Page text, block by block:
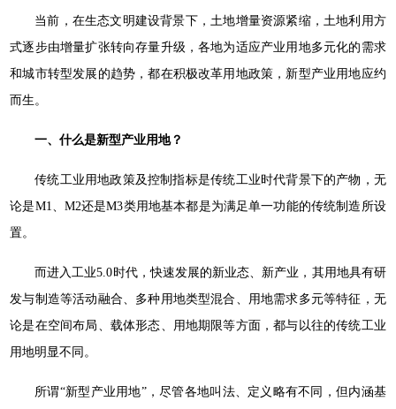
当前，在生态文明建设背景下，土地增量资源紧缩，土地利用方
式逐步由增量扩张转向存量升级，各地为适应产业用地多元化的需求
和城市转型发展的趋势，都在积极改革用地政策，新型产业用地应约
而生。
一、什么是新型产业用地？
传统工业用地政策及控制指标是传统工业时代背景下的产物，无
论是M1、M2还是M3类用地基本都是为满足单一功能的传统制造所设
置。
而进入工业5.0时代，快速发展的新业态、新产业，其用地具有研
发与制造等活动融合、多种用地类型混合、用地需求多元等特征，无
论是在空间布局、载体形态、用地期限等方面，都与以往的传统工业
用地明显不同。
所谓“新型产业用地”，尽管各地叫法、定义略有不同，但内涵基